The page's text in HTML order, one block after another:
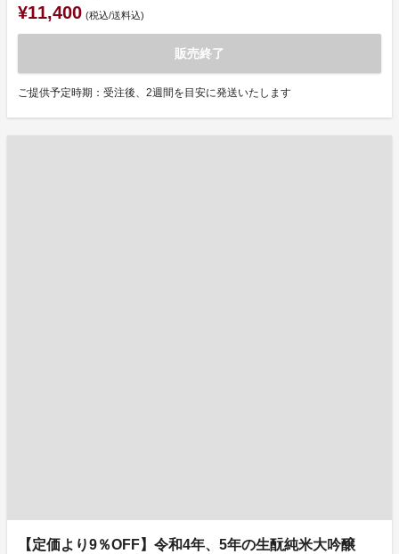
¥11,400 (税込/送料込)
販売終了
ご提供予定時期：受注後、2週間を目安に発送いたします
【定価より9％OFF】令和4年、5年の生酛純米大吟醸